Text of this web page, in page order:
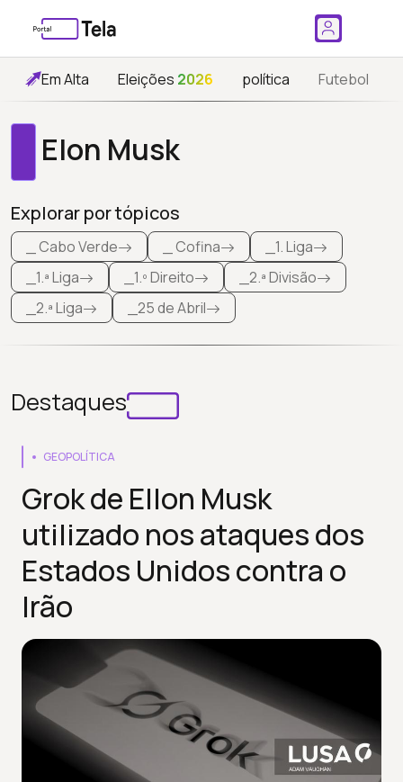
Em Alta Eleições 2026 política Futebol
Elon Musk
Explorar por tópicos
_ Cabo Verde _ Cofina
_1. Liga
_1.ª Liga
_1.º Direito
_2.ª Divisão
_2.ª Liga
_25 de Abril
Destaques
GEOPOLÍTICA
Grok de Ellon Musk
utilizado nos ataques dos
Estados Unidos contra o
Irão